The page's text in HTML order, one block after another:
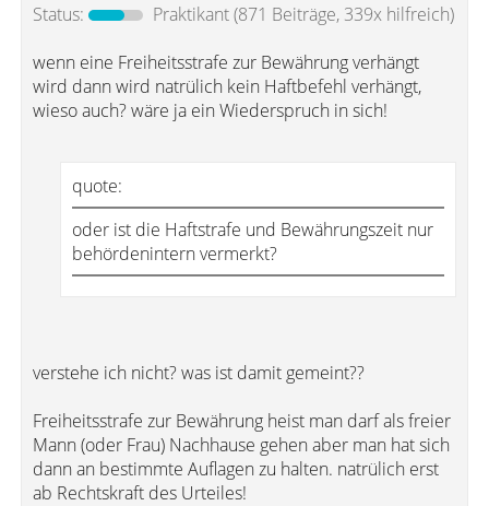
Status:
Praktikant(871 Beiträge, 339x hilfreich)
wenn eine Freiheitsstrafe zur Bewährung verhängt
wird dann wird natrülich kein Haftbefehl verhängt,
wieso auch? wäre ja ein Wiederspruch in sich!
quote:
oder ist die Haftstrafe und Bewährungszeit nur
behördenintern vermerkt?
verstehe ich nicht? was ist damit gemeint??
Freiheitsstrafe zur Bewährung heist man darf als freier
Mann (oder Frau) Nachhause gehen aber man hat sich
dann an bestimmte Auflagen zu halten. natrülich erst
ab Rechtskraft des Urteiles!